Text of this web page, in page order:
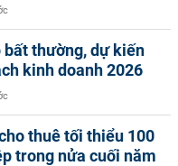
thường, dự kiến
kinh doanh 2026
thuê tối thiểu 100
trong nửa cuối năm